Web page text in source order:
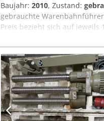
Baujahr: 2010, Zustand:
gebrauchte
Preis bezieht sich auf jeweils